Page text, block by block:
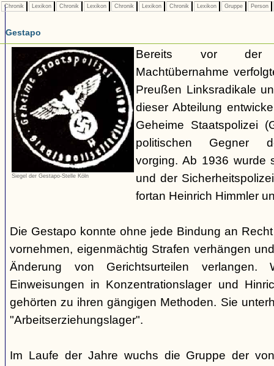
Chronik Lexikon Chronik Lexikon Chronik Lexikon Chronik Lexikon Gruppe Person
Gestapo
Siegel der Gestapo-Stelle Köln
Bereits vor der
Machtübernahme
Preußen Linksradikale
dieser Abteilung
Geheime Staatspolizei
politischen Gegner
vorging. Ab 1936 wurde
und der
fortan Heinrich Himmler
Die Gestapo konnte ohne jede Bindung an
vornehmen, eigenmächtig Strafen verhängen
Änderung von Gerichtsurteilen verlangen.
Einweisungen in Konzentrationslager und
gehörten zu ihren gängigen Methoden. Sie
"Arbeitserziehungslager".
Im Laufe der Jahre wuchs die Gruppe der